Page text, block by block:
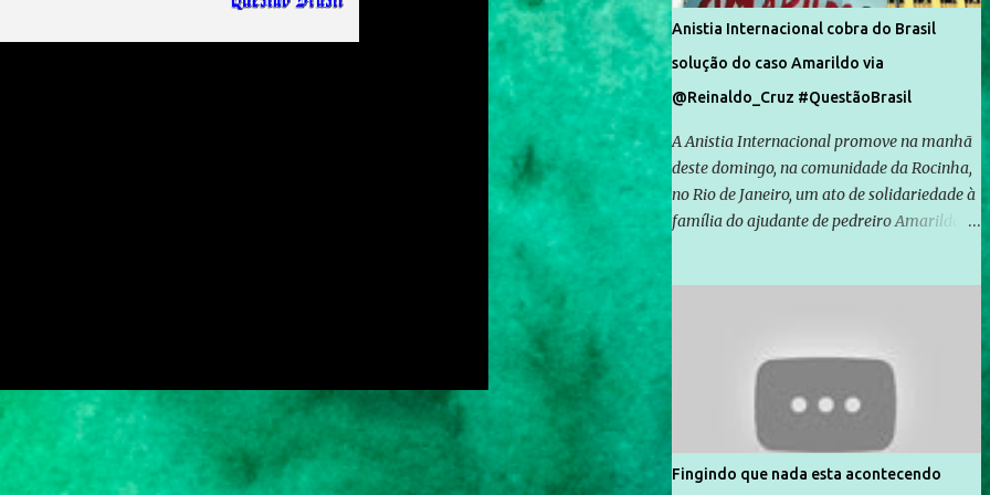
Anistia Internacional cobra do Brasil
solução do caso Amarildo via
@Reinaldo_Cruz #QuestãoBrasil
A Anistia Internacional promove na manhã
deste domingo, na comunidade da Rocinha,
no Rio de Janeiro, um ato de solidariedade à
família do ajudante de pedreiro Amarildo de
Rocinha. A assessora de Direitos Humanos
da Anistia Internacional, Renata Neder, disse
à Agência Brasil que ações e atividades de
mobilização são feitas normalmente pela
organização não governamental. As ações
de solidariedade são promovidas em apoio
Fingindo que nada esta acontecendo